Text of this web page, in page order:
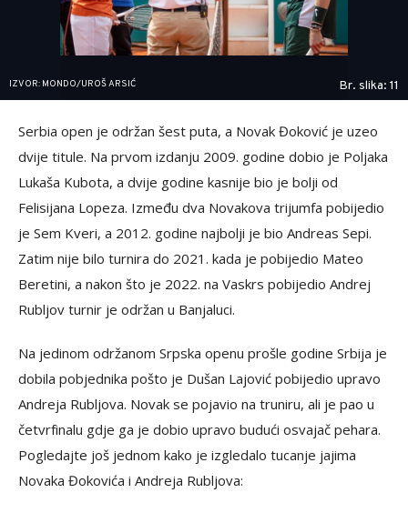
IZVOR: MONDO/UROŠ ARSIĆ Br. slika: 11
Serbia open je održan šest puta, a Novak Đoković je uzeo
dvije titule. Na prvom izdanju 2009. godine dobio je Poljaka
Lukaša Kubota, a dvije godine kasnije bio je bolji od
Felisijana Lopeza. Između dva Novakova trijumfa pobijedio
je Sem Kveri, a 2012. godine najbolji je bio Andreas Sepi.
Zatim nije bilo turnira do 2021. kada je pobijedio Mateo
Beretini, a nakon što je 2022. na Vaskrs pobijedio Andrej
Rubljov turnir je održan u Banjaluci.
Na jedinom održanom Srpska openu prošle godine Srbija je
dobila pobjednika pošto je Dušan Lajović pobijedio upravo
Andreja Rubljova. Novak se pojavio na truniru, ali je pao u
četvrfinalu gdje ga je dobio upravo budući osvajač pehara.
Pogledajte još jednom kako je izgledalo tucanje jajima
Novaka Đokovića i Andreja Rubljova: